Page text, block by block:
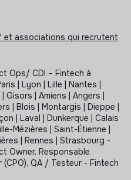
et associations qui recrutent
Ops/ CDI – Fintech à
| Lyon | Lille | Nantes |
Gisors | Amiens | Angers |
| Blois | Montargis | Dieppe |
| Laval | Dunkerque | Calais
Mézières | Saint-Étienne |
| Rennes | Strasbourg -
Owner, Responsable
QA / Testeur - Fintech